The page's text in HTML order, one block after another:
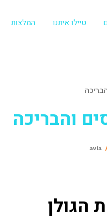
טיילו איתנו המלצות
והבריכה
avia
הגולן